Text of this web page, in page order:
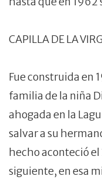
CAPILLA DE LA
Fue construida en
familia de la niña
ahogada en la
salvar a su
hecho aconteció
siguiente, en esa